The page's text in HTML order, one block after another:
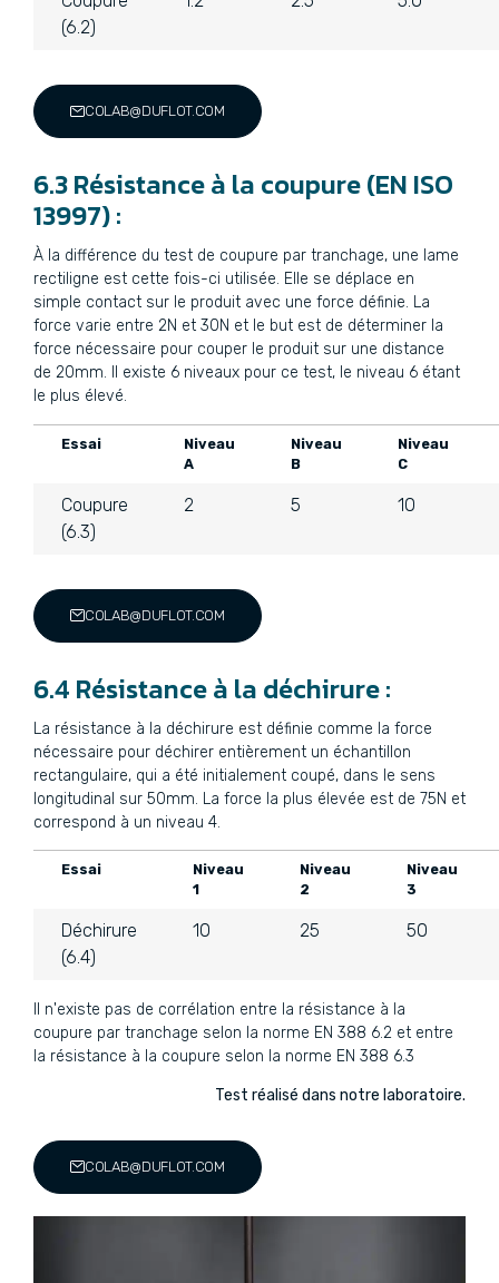
(6.2)
COLAB@DUFLOT.COM
6.3 Résistance à la coupure (EN ISO
13997) :
À la différence du test de coupure par tranchage, une lame
rectiligne est cette fois-ci utilisée. Elle se déplace en
simple contact sur le produit avec une force définie. La
force varie entre 2N et 30N et le but est de déterminer la
force nécessaire pour couper le produit sur une distance
de 20mm. Il existe 6 niveaux pour ce test, le niveau 6 étant
le plus élevé.
Essai
Niveau
A
Niveau
B
Niveau
C
Coupure
(6.3)
2 5 10
COLAB@DUFLOT.COM
6.4 Résistance à la déchirure :
La résistance à la déchirure est définie comme la force
nécessaire pour déchirer entièrement un échantillon
rectangulaire, qui a été initialement coupé, dans le sens
longitudinal sur 50mm. La force la plus élevée est de 75N et
correspond à un niveau 4.
Essai
Niveau
1
Niveau
2
Niveau
3
Déchirure
(6.4)
10 25 50
Il n'existe pas de corrélation entre la résistance à la
coupure par tranchage selon la norme EN 388 6.2 et entre
la résistance à la coupure selon la norme EN 388 6.3
Test réalisé dans notre laboratoire.
COLAB@DUFLOT.COM